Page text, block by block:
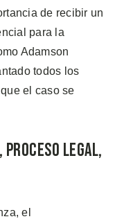
de recibir un
para la
Adamson
todos los
el caso se
Proceso Legal,
el